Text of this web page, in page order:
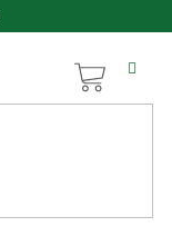
KOŠÍK